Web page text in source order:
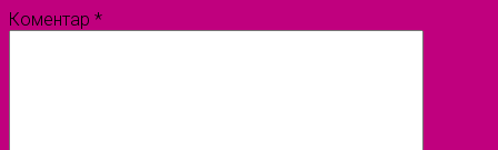
Коментар *